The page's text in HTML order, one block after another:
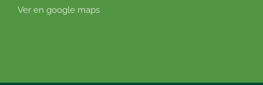
Ver en google maps